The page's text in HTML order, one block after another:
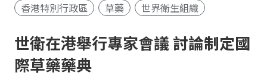
香港特別行政區
草藥 世界衛生組織
世衛在港舉行專家會議 討論制定國
際草藥藥典